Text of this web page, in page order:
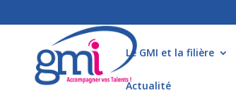
Le GMI et la filière
Actualité